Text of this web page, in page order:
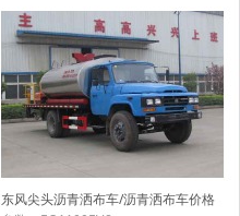
东风尖头沥青洒布车/沥青洒布车价格